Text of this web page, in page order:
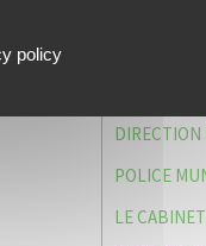
CENTRE
CAISSE
DIRECTION
POLICE
LE
policy